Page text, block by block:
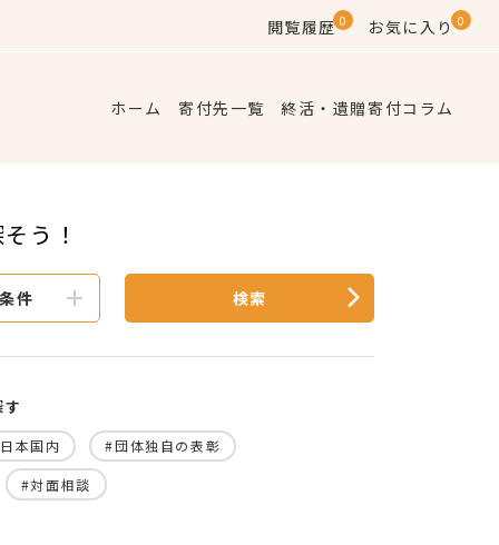
閲覧履歴0 お気に入り0
ホーム 寄付先一覧 終活・遺贈寄付コラム
う！
件 検索
本国内 #団体独自の表彰
#対面相談